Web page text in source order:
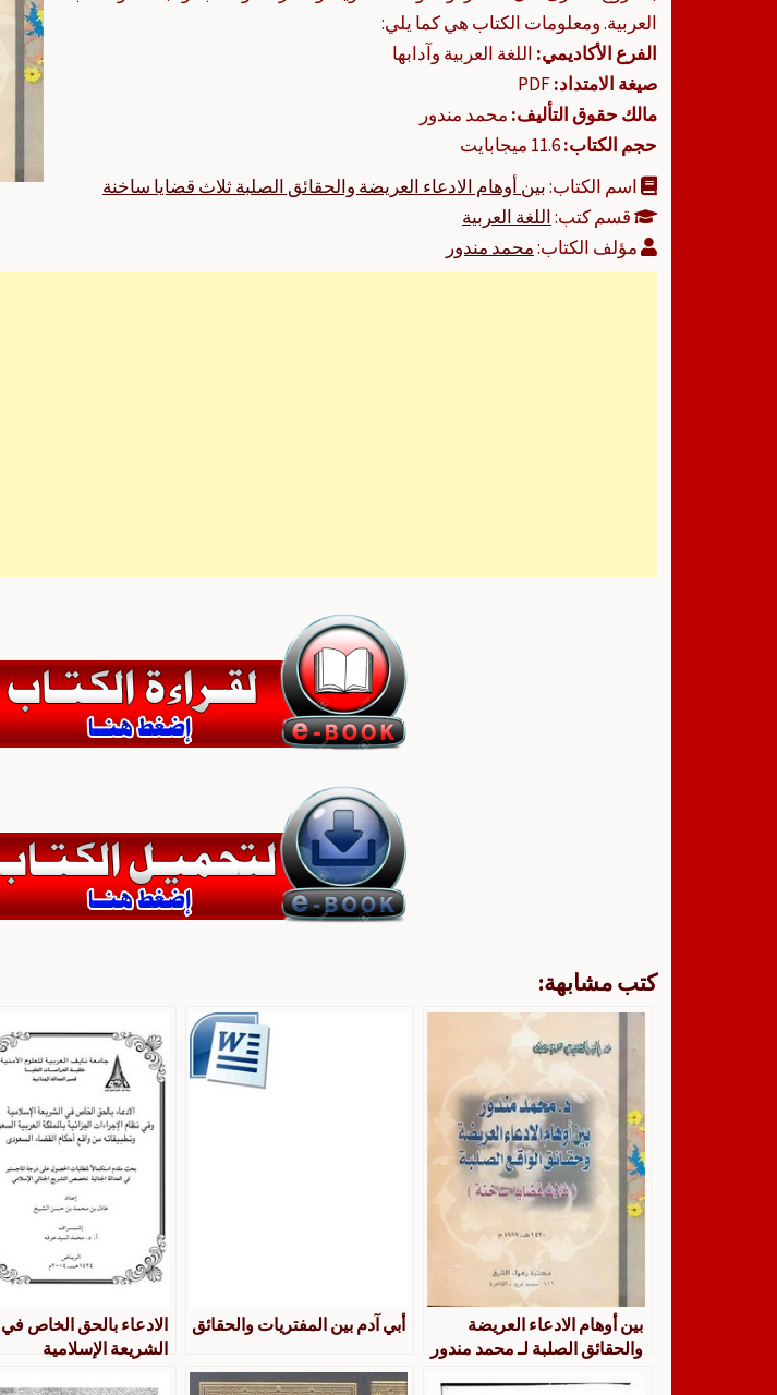
العربية. ومعلومات الكتاب هي كما يلي:
الفرع الأكاديمي: اللغة العربية وآدابها
صيغة الامتداد:
مالك حقوق التأليف: محمد مندور
حجم الكتاب:
اسم الكتاب:بين أوهام الادعاء العريضة والحقائق الصلبة ثلاث قضايا ساخنة
قسم كتب:اللغة العربية
مؤلف الكتاب:محمد مندور
كتب مشابهة:
بين أوهام الادعاء العريضة
والحقائق الصلبة لـ محمد مندور
أبي آدم بين المفتريات والحقائق
الادعاء بالحق الخاص في
الشريعة الإسلامية